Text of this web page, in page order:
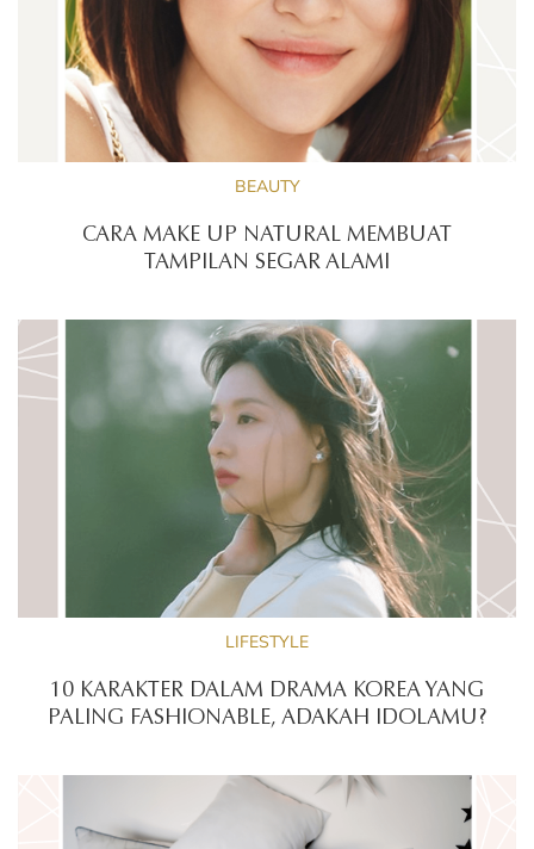
BEAUTY
CARA MAKE UP NATURAL MEMBUAT
TAMPILAN SEGAR ALAMI
LIFESTYLE
10 KARAKTER DALAM DRAMA KOREA YANG
PALING FASHIONABLE, ADAKAH IDOLAMU?